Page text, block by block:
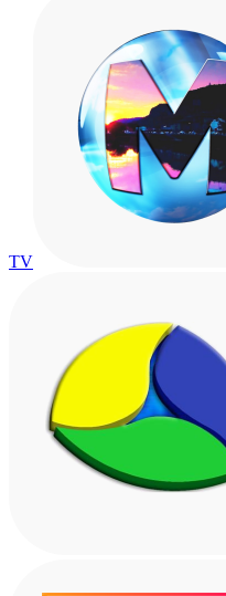
TV